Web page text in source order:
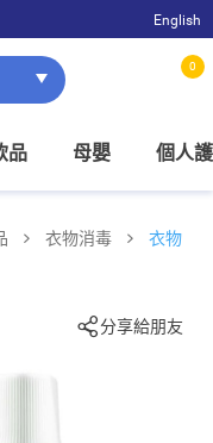
。
English
0
品 母嬰 個人
衣物消毒
衣物
分享給朋友